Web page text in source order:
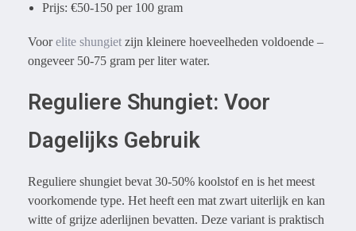
Prijs: €50-150 per 100 gram
Voorelite shungiet zijn kleinere hoeveelheden voldoende –
ongeveer 50-75 gram per liter water.
Reguliere Shungiet: Voor
Dagelijks Gebruik
Reguliere shungiet bevat 30-50% koolstof en is het meest
voorkomende type. Het heeft een mat zwart uiterlijk en kan
witte of grijze aderlijnen bevatten. Deze variant is praktisch